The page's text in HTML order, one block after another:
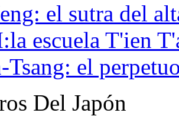
el sutra del
escuela T'ien
Tsang: el
Del Japón